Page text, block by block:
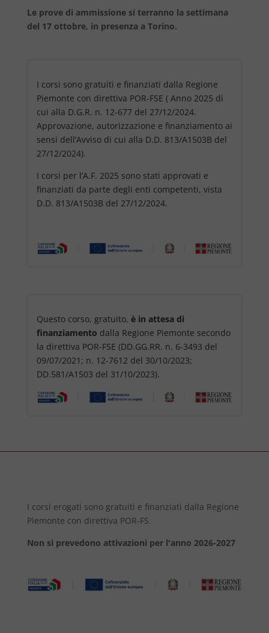
Le prove di ammissione si terranno la settimana
del 17 ottobre, in presenza a Torino.
I corsi sono gratuiti e finanziati dalla Regione
Piemonte con direttiva POR-FSE ( Anno 2025 di
cui alla D.G.R. n. 12-677 del 27/12/2024.
Approvazione, autorizzazione e finanziamento ai
sensi dell’Avviso di cui alla D.D. 813/A1503B del
27/12/2024).
I corsi per l’A.F. 2025 sono stati approvati e
finanziati da parte degli enti competenti, vista
D.D. 813/A1503B del 27/12/2024.
Questo corso, gratuito, è in attesa di
finanziamento dalla Regione Piemonte secondo
la direttiva POR-FSE (DD.GG.RR. n. 6-3493 del
09/07/2021; n. 12-7612 del 30/10/2023;
DD.581/A1503 del 31/10/2023).
I corsi erogati sono gratuiti e finanziati dalla Regione
Piemonte con direttiva POR-FS.
Non si prevedono attivazioni per l'anno 2026-2027